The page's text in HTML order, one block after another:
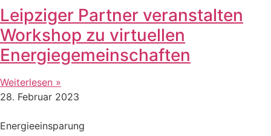
Leipziger Partner veranstalten
Workshop zu virtuellen
Energiegemeinschaften
Weiterlesen »
28. Februar 2023
Energieeinsparung